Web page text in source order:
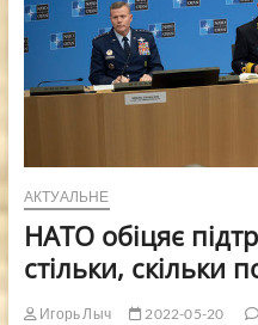
АКТУАЛЬНЕ
НАТО обіцяє
стільки, скільки
Игорь Лыч 2022-05-20